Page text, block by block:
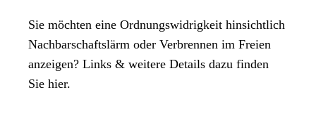
Sie möchten eine Ordnungswidrigkeit hinsichtlich
Nachbarschaftslärm oder Verbrennen im Freien
anzeigen? Links & weitere Details dazu finden
Sie hier.